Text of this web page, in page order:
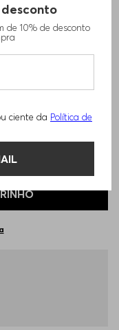
desconto
de 10% de desconto
ciente da Política de
EM JERSEY
do Tamanho